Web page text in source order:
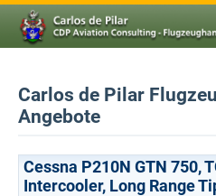
Carlos de Pilar
Angebote
Cessna P210N GTN 750,
Intercooler, Long Range